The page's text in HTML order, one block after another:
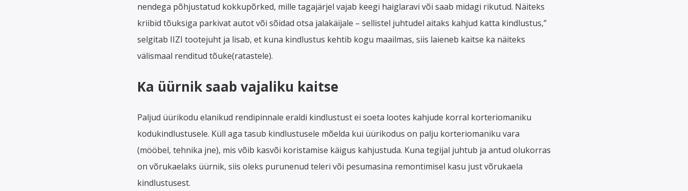
nendega põhjustatud kokkupõrked, mille tagajärjel vajab keegi haiglaravi või saab midagi rikutud. Näiteks
kriibid tõuksiga parkivat autot või sõidad otsa jalakäijale – sellistel juhtudel aitaks kahjud katta kindlustus,”
selgitab IIZI tootejuht ja lisab, et kuna kindlustus kehtib kogu maailmas, siis laieneb kaitse ka näiteks
välismaal renditud tõuke(ratastele).
Ka üürnik saab vajaliku kaitse
Paljud üürikodu elanikud rendipinnale eraldi kindlustust ei soeta lootes kahjude korral korteriomaniku
kodukindlustusele. Küll aga tasub kindlustusele mõelda kui üürikodus on palju korteriomaniku vara
(mööbel, tehnika jne), mis võib kasvõi koristamise käigus kahjustuda. Kuna tegijal juhtub ja antud olukorras
on võrukaelaks üürnik, siis oleks purunenud teleri või pesumasina remontimisel kasu just võrukaela
kindlustusest.